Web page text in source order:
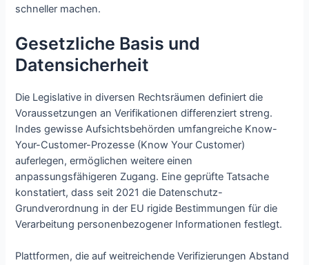
schneller machen.
Gesetzliche Basis und
Datensicherheit
Die Legislative in diversen Rechtsräumen definiert die
Voraussetzungen an Verifikationen differenziert streng.
Indes gewisse Aufsichtsbehörden umfangreiche Know-
Your-Customer-Prozesse (Know Your Customer)
auferlegen, ermöglichen weitere einen
anpassungsfähigeren Zugang. Eine geprüfte Tatsache
konstatiert, dass seit 2021 die Datenschutz-
Grundverordnung in der EU rigide Bestimmungen für die
Verarbeitung personenbezogener Informationen festlegt.
Plattformen, die auf weitreichende Verifizierungen Abstand